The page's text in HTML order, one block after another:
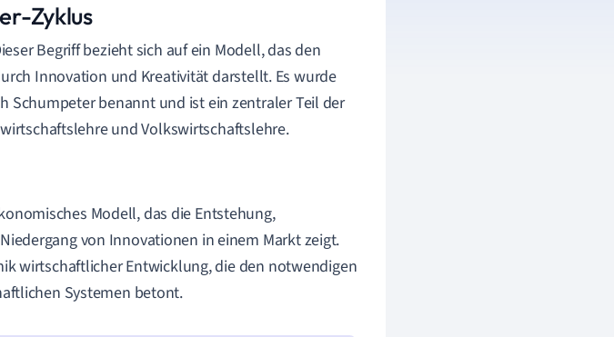
Zyklus
Begriff bezieht sich auf ein Modell, das den
Innovation und Kreativität darstellt. Es wurde
Schumpeter benannt und ist ein zentraler Teil der
und Volkswirtschaftslehre.
Modell, das die Entstehung,
von Innovationen in einem Markt zeigt.
wirtschaftlicher Entwicklung, die den notwendigen
Systemen betont.